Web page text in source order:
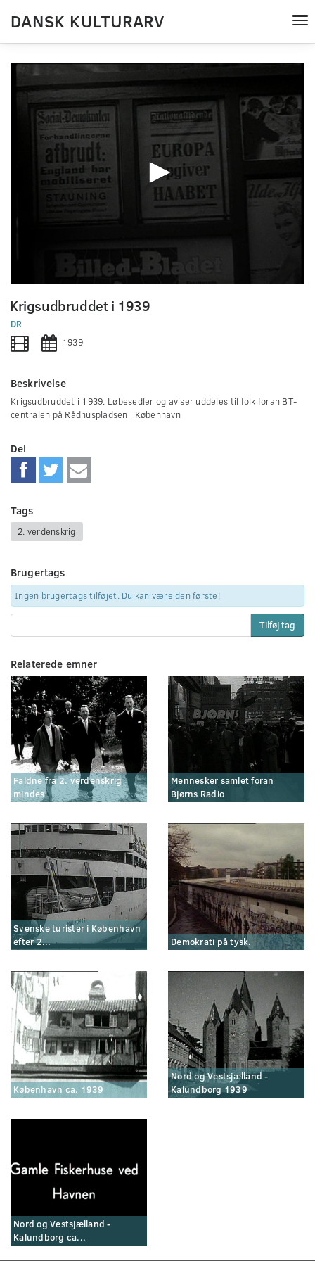
DANSK KULTURARV
seconds
of
0
seconds
Krigsudbruddet i 1939
DR
1939
Beskrivelse
Krigsudbruddet i 1939. Løbesedler og aviser uddeles til folk foran BT-
centralen på Rådhuspladsen i København
Del
Tags
2. verdenskrig
Brugertags
Ingen brugertags tilføjet. Du kan være den første!
Tilføj tag
Relaterede emner
Faldne fra 2. verdenskrig
mindes
Mennesker samlet foran
Bjørns Radio
Svenske turister i København
efter 2...
Demokrati på tysk.
København ca. 1939
Nord og Vestsjælland -
Kalundborg 1939
Nord og Vestsjælland -
Kalundborg ca...